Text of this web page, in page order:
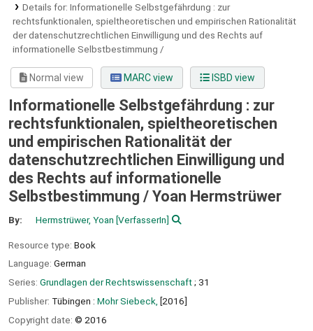
Details for: Informationelle Selbstgefährdung : zur
rechtsfunktionalen, spieltheoretischen und empirischen Rationalität
der datenschutzrechtlichen Einwilligung und des Rechts auf
informationelle Selbstbestimmung /
Normal view MARC view ISBD view
Informationelle Selbstgefährdung : zur
rechtsfunktionalen, spieltheoretischen
und empirischen Rationalität der
datenschutzrechtlichen Einwilligung und
des Rechts auf informationelle
Selbstbestimmung / Yoan Hermstrüwer
By: Hermstrüwer, Yoan [VerfasserIn]
Resource type: Book
Language: German
Series: Grundlagen der Rechtswissenschaft; 31
Publisher: Tübingen : Mohr Siebeck, [2016]
Copyright date: © 2016